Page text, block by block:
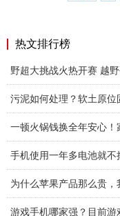
热文排行榜
野超大挑战火热开赛 越
污泥如何处理？软土原
一顿火锅钱换全年安心！
手机使用一年多电池就
为什么苹果产品那么贵
游戏手机哪家强？目前